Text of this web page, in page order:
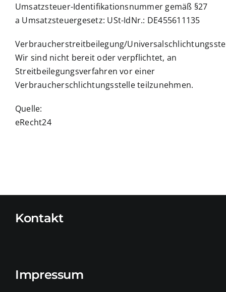
Umsatzsteuer-Identifikationsnummer gemäß §27
a Umsatzsteuergesetz: USt-IdNr.: DE455611135
Verbraucherstreitbeilegung/
Wir sind nicht bereit oder verpflichtet, an
Streitbeilegungsverfahren vor einer
Verbraucherschlichtungsstelle teilzunehmen.
Quelle:
eRecht24
Kontakt
Impressum